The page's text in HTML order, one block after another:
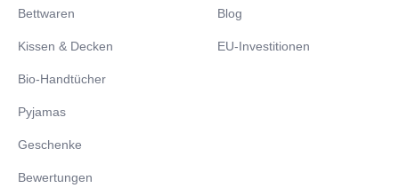
Bettwaren
Kissen & Decken
Bio-Handtücher
Pyjamas
Geschenke
Bewertungen
Blog
EU-Investitionen